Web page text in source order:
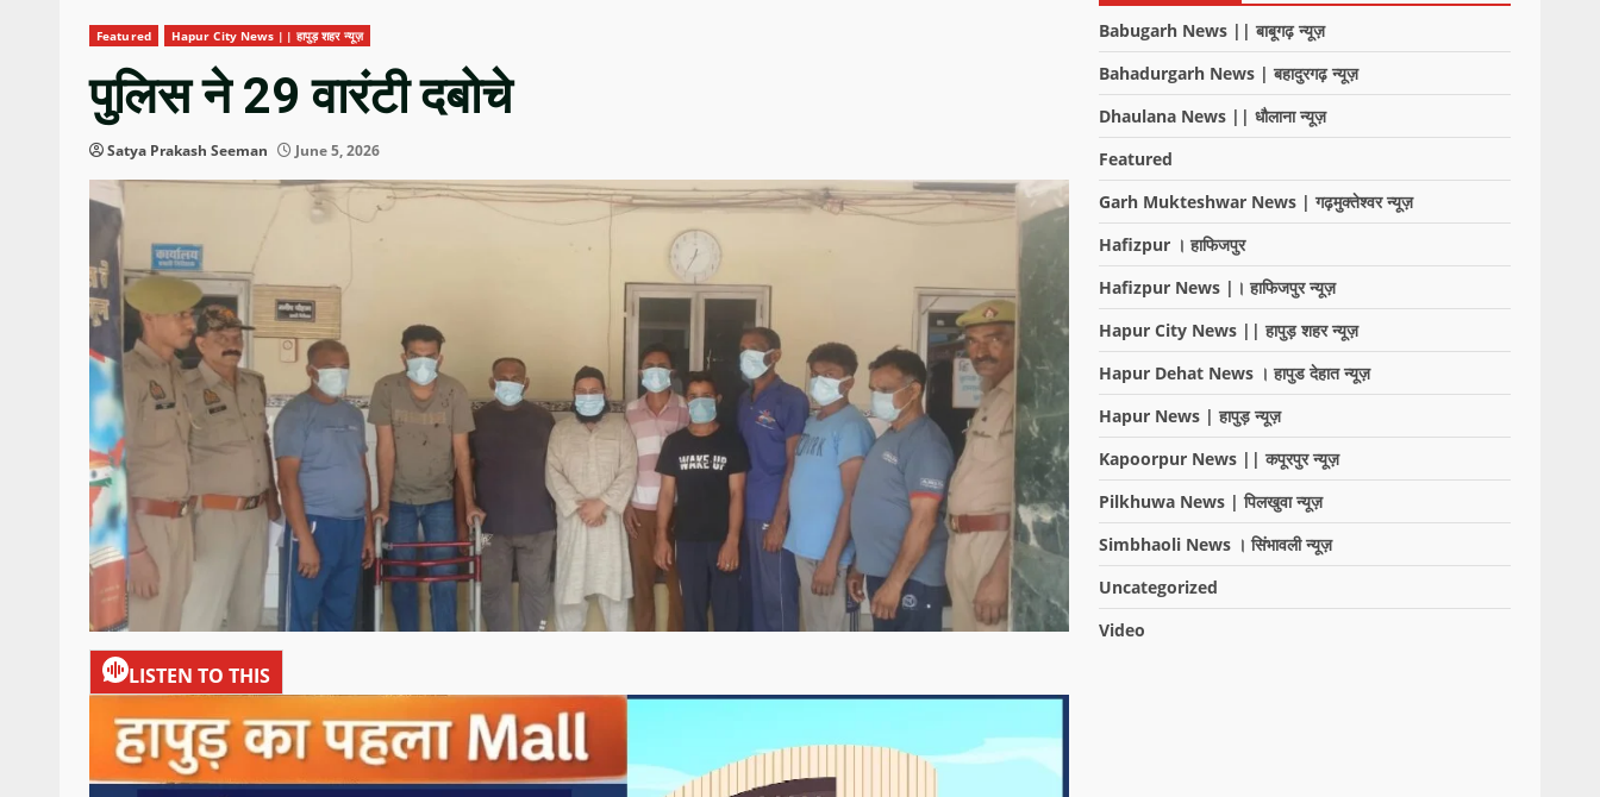
Featured Hapur City News || हापुड़ शहर न्यूज़
पुलिस ने 29 वारंटी दबोचे
Satya Prakash Seeman June 5, 2026
LISTEN TO THIS
Babugarh News || बाबूगढ़ न्यूज़
Bahadurgarh News | बहादुरगढ़ न्यूज़
Dhaulana News || धौलाना न्यूज़
Featured
Garh Mukteshwar News | गढ़मुक्तेश्वर न्यूज़
Hafizpur । हाफिजपुर
Hafizpur News |। हाफिजपुर न्यूज़
Hapur City News || हापुड़ शहर न्यूज़
Hapur Dehat News । हापुड देहात न्यूज़
Hapur News | हापुड़ न्यूज़
Kapoorpur News || कपूरपुर न्यूज़
Pilkhuwa News | पिलखुवा न्यूज़
Simbhaoli News । सिंभावली न्यूज़
Uncategorized
Video